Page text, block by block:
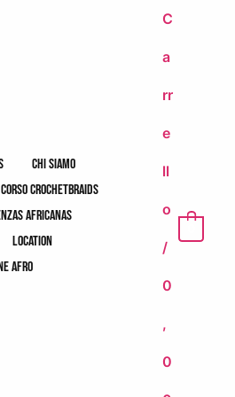
chi siamo
corso crochetbraids
africanas
location
afro
C
a
rr
e
ll
o
/
0
,
0